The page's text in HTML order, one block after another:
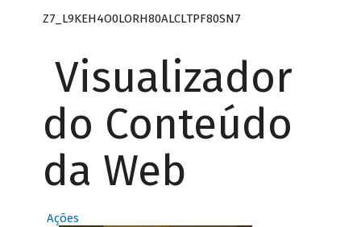
Z7_L9KEH4O0LORH80ALCLTPF80SN7
Visualizador
do Conteúdo
da Web
Ações